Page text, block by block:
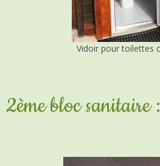
2ème bloc sanitaire :